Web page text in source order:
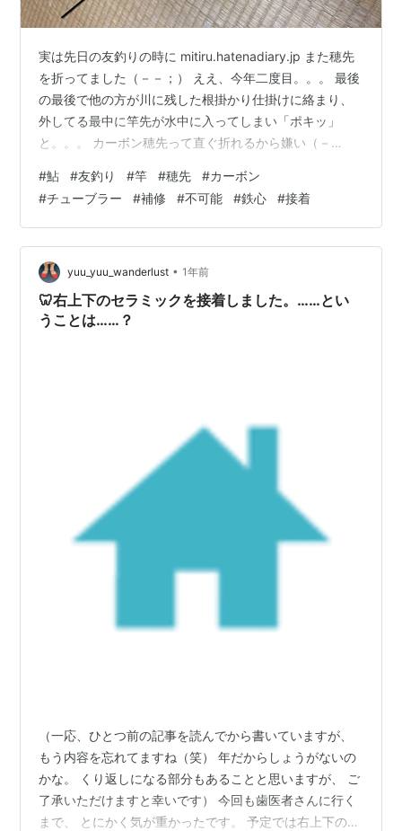
実は先日の友釣りの時に mitiru.hatenadiary.jp また穂先
を折ってました（－－；） ええ、今年二度目。。。 最後
の最後で他の方が川に残した根掛かり仕掛けに絡まり、
外してる最中に竿先が水中に入ってしまい「ポキッ」
と。。。 カーボン穂先って直ぐ折れるから嫌い（－
なので、普通は直せません。 はい、直しましたw 折れた
穂先から先端の金属部品を取外し、当然折れた箇所の先
端は太くなってるので金具の中には入りません。 パイプ
形状なので外を削って細くする事も強度が無くなるので
無理。 ただ、先端の金属金具と折れた箇所のパイプの内
径が同じ位だ…
#鮎 #友釣り #竿 #穂先 #カーボン
#チューブラー #補修 #不可能 #鉄心 #接着
yuu_yuu_wanderlust • 1年前
🦷右上下のセラミックを接着しました。……とい
うことは……？
（一応、ひとつ前の記事を読んでから書いていますが、
もう内容を忘れてますね（笑） 年だからしょうがないの
かな。 くり返しになる部分もあることと思いますが、 ご
了承いただけますと幸いです） 今回も歯医者さんに行く
まで、 とにかく気が重かったです。 予定では右上下のセ